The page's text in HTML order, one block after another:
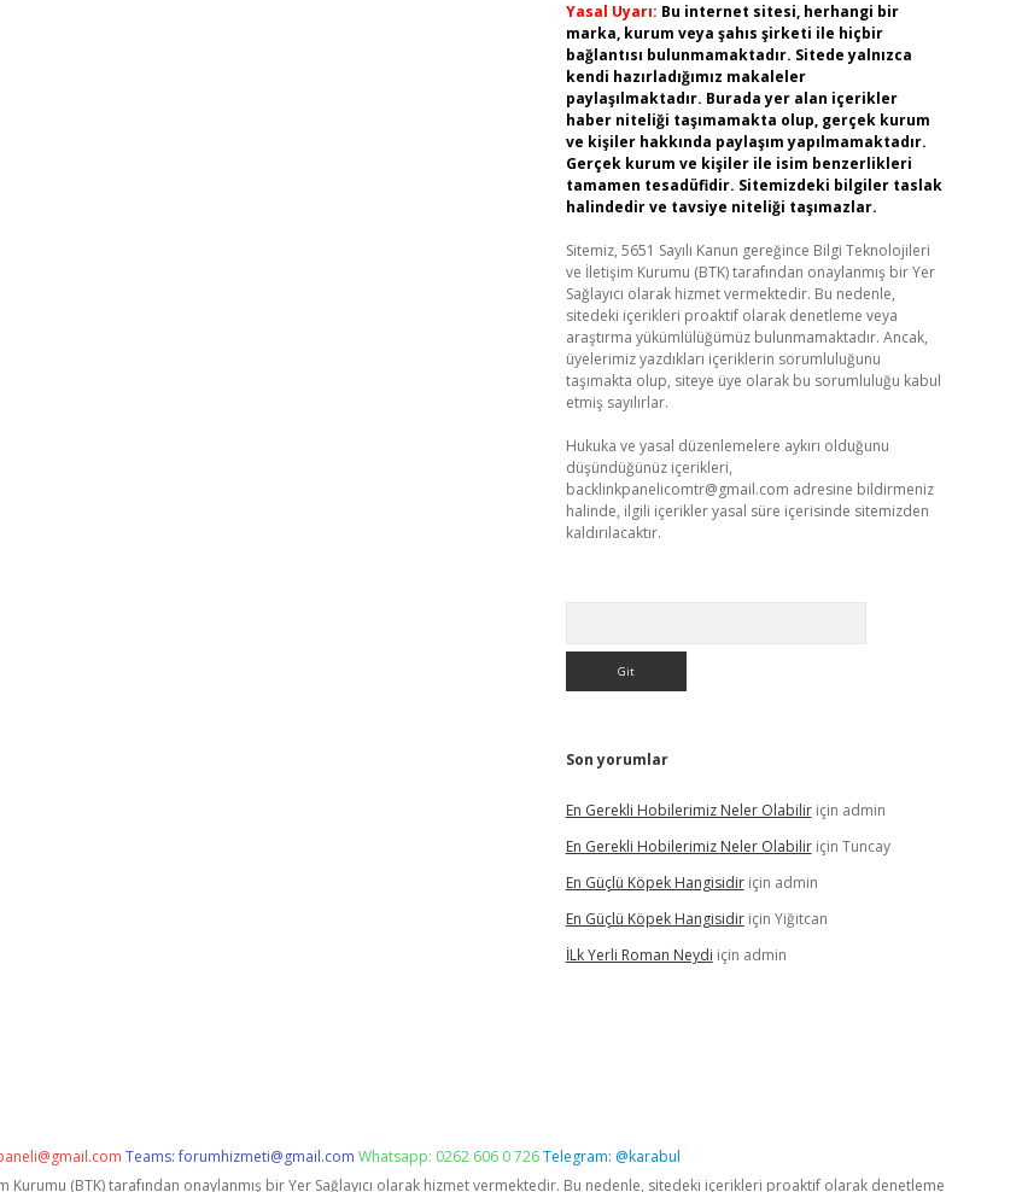
Yasal Uyarı: Bu internet sitesi, herhangi bir
marka, kurum veya şahıs şirketi ile hiçbir
bağlantısı bulunmamaktadır. Sitede yalnızca
kendi hazırladığımız makaleler
paylaşılmaktadır. Burada yer alan içerikler
haber niteliği taşımamakta olup, gerçek kurum
ve kişiler hakkında paylaşım yapılmamaktadır.
Gerçek kurum ve kişiler ile isim benzerlikleri
tamamen tesadüfidir. Sitemizdeki bilgiler taslak
halindedir ve tavsiye niteliği taşımazlar.
Sitemiz, 5651 Sayılı Kanun gereğince Bilgi Teknolojileri
ve İletişim Kurumu (BTK) tarafından onaylanmış bir Yer
Sağlayıcı olarak hizmet vermektedir. Bu nedenle,
sitedeki içerikleri proaktif olarak denetleme veya
araştırma yükümlülüğümüz bulunmamaktadır. Ancak,
üyelerimiz yazdıkları içeriklerin sorumluluğunu
taşımakta olup, siteye üye olarak bu sorumluluğu kabul
etmiş sayılırlar.
Hukuka ve yasal düzenlemelere aykırı olduğunu
düşündüğünüz içerikleri,
backlinkpanelicomtr@gmail.com adresine bildirmeniz
halinde, ilgili içerikler yasal süre içerisinde sitemizden
kaldırılacaktır.
Son yorumlar
En Gerekli Hobilerimiz Neler Olabiliriçin admin
En Gerekli Hobilerimiz Neler Olabiliriçin Tuncay
En Güçlü Köpek Hangisidiriçin admin
En Güçlü Köpek Hangisidiriçin Yiğitcan
İLk Yerli Roman Neydi için admin
Teams:forumhizmeti@gmail.com Whatsapp: 0262 606 0 726Telegram: @karabul
Kurumu (BTK) tarafından onaylanmış bir Yer Sağlayıcı olarak hizmet vermektedir. Bu nedenle, sitedeki içerikleri proaktif olarak denetleme